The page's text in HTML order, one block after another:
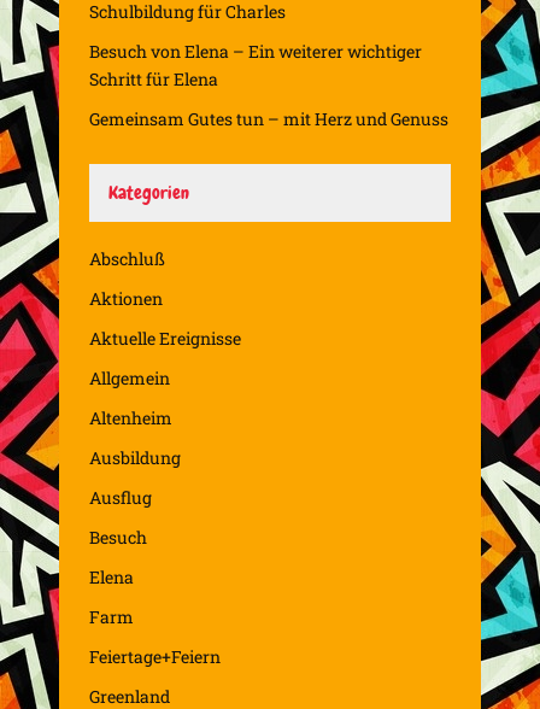
Schulbildung für Charles
Besuch von Elena – Ein weiterer wichtiger
Schritt für Elena
Gemeinsam Gutes tun – mit Herz und Genuss
Kategorien
Abschluß
Aktionen
Aktuelle Ereignisse
Allgemein
Altenheim
Ausbildung
Ausflug
Besuch
Elena
Farm
Feiertage+Feiern
Greenland